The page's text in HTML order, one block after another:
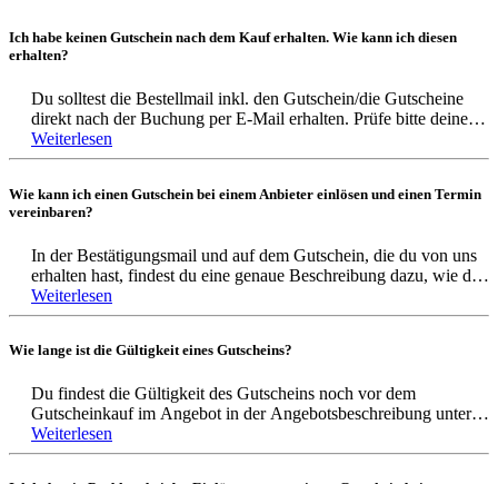
Ich habe keinen Gutschein nach dem Kauf erhalten. Wie kann ich diesen
erhalten?
Du solltest die Bestellmail inkl. den Gutschein/die Gutscheine
direkt nach der Buchung per E-Mail erhalten. Prüfe bitte deinen
Spamordner, ob dort eine E-Mail sich befindet.
support@benefits.me oder telefonisch 069 15322530
Wir sind von Montag - Freitag von 8:30 Uhr bis 18 Uhr
Weiterlesen
Wie kann ich einen Gutschein bei einem Anbieter einlösen und einen Termin
vereinbaren?
In der Bestätigungsmail und auf dem Gutschein, die du von uns
erhalten hast, findest du eine genaue Beschreibung dazu, wie der
Gutschein eingelöst wird. Solltest du Fragen dazu haben, kannst
du dich gerne bei uns melden. Schreibe uns eine E-Mail mit
Nummer 069 15322530 an. Wir sind von Montag bis Freitag von
Wenn du Fragen zu dem Event hast, kontaktiere gerne den
Anbieter direkt. Die Kontaktdaten findest du in der
Bestellbestätigung und auf dem Gutschein.
Weiterlesen
Wie lange ist die Gültigkeit eines Gutscheins?
Du findest die Gültigkeit des Gutscheins noch vor dem
Gutscheinkauf im Angebot in der Angebotsbeschreibung unter
"Einlösebedingungen". Nach dem Kauf ist das Gültigkeitsdatum
in der Bestellmail und auf dem Gutschein selbst deutlich
Weiterlesen